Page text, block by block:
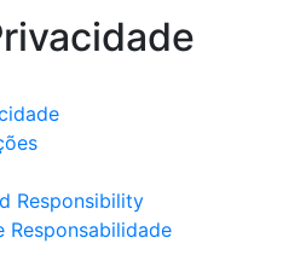
Responsibility
Responsabilidade